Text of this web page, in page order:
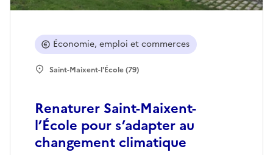
Renaturer Saint-Maixent-
l’École pour s’adapter au
changement climatique
Économie, emploi et commerces
Saint-Maixent-l'École (79)